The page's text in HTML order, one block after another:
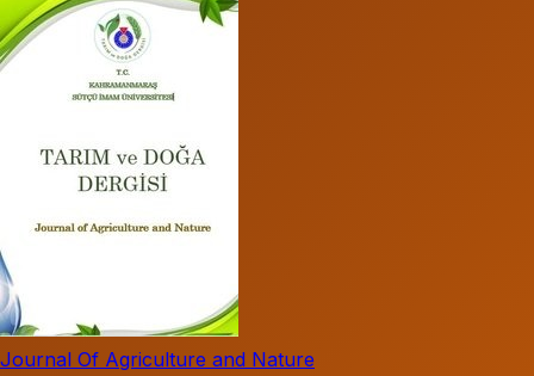
Journal Of Agriculture and Nature